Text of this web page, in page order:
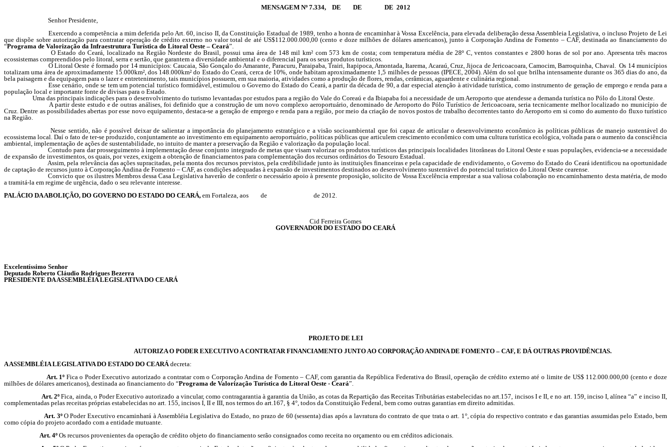
MENSAGEM Nº 7.334, DE DE DE 2012
Senhor Presidente,
Exercendo a competência a mim deferida pelo Art. 60, inciso II, da Constituição Estadual de 1989, tenho a honra de encaminhar à Vossa Excelência, para elevada deliberação dessa Assembleia Legislativa, o incluso Projeto de Lei
que dispõe sobre autorização para contratar operação de crédito externo no valor total de até US$112.000.000,00 (cento e doze milhões de dólares americanos), junto à Corporação Andina de Fomento – CAF, destinada ao financiamento do
“Programa de Valorização da Infraestrutura Turística do Litoral Oeste – Ceará”.
O Estado do Ceará, localizado na Região Nordeste do Brasil, possui uma área de 148 mil km² com 573 km de costa; com temperatura média de 28º C, ventos constantes e 2800 horas de sol por ano. Apresenta três macros
ecossistemas compreendidos pelo litoral, serra e sertão, que garantem a diversidade ambiental e o diferencial para os seus produtos turísticos.
O Litoral Oeste é formado por 14 municípios: Caucaia, São Gonçalo do Amarante, Paracuru, Paraipaba, Trairi, Itapipoca, Amontada, Itarema, Acaraú, Cruz, Jijoca de Jericoacoara, Camocim, Barroquinha, Chaval. Os 14 municípios
totalizam uma área de aproximadamente 15.000km², dos 148.000km² do Estado do Ceará, cerca de 10%, onde habitam aproximadamente 1,5 milhões de pessoas (IPECE, 2004). Além do sol que brilha intensamente durante os 365 dias do ano, da
bela paisagem e da equipagem para o lazer e entretenimento, tais municípios possuem, em sua maioria, atividades como a produção de flores, rendas, cerâmicas, aguardente e culinária regional.
Esse cenário, onde se tem um potencial turístico formidável, estimulou o Governo do Estado do Ceará, a partir da década de 90, a dar especial atenção à atividade turística, como instrumento de geração de emprego e renda para a
população local e importante fonte de divisas para o Estado.
Uma das principais indicações para o desenvolvimento do turismo levantadas por estudos para a região do Vale do Coreaú e da Ibiapaba foi a necessidade de um Aeroporto que atendesse a demanda turística no Pólo do Litoral Oeste.
A partir deste estudo e de outras análises, foi definido que a construção de um novo complexo aeroportuário, denominado de Aeroporto do Pólo Turístico de Jericoacoara, seria tecnicamente melhor localizado no município de
Cruz. Dentre as possibilidades abertas por esse novo equipamento, destaca-se a geração de emprego e renda para a região, por meio da criação de novos postos de trabalho decorrentes tanto do Aeroporto em si como do aumento do fluxo turístico
na Região.
Nesse sentido, não é possível deixar de salientar a importância do planejamento estratégico e a visão socioambiental que foi capaz de articular o desenvolvimento econômico às políticas públicas de manejo sustentável do
ecossistema local. Daí o fato de ter-se produzido, conjuntamente ao investimento em equipamento aeroportuário, políticas públicas que articulem crescimento econômico com uma cultura turística ecológica, voltada para o aumento da consciência
ambiental, implementação de ações de sustentabilidade, no intuito de manter a preservação da Região e valorização da população local.
Contudo para dar prosseguimento à implementação desse conjunto integrado de metas que visam valorizar os produtos turísticos das principais localidades litorâneas do Litoral Oeste e suas populações, evidencia-se a necessidade
de expansão de investimentos, os quais, por vezes, exigem a obtenção de financiamentos para complementação dos recursos ordinários do Tesouro Estadual.
Assim, pela relevância das ações supracitadas, pela monta dos recursos previstos, pela credibilidade junto às instituições financeiras e pela capacidade de endividamento, o Governo do Estado do Ceará identificou na oportunidade
de captação de recursos junto à Corporação Andina de Fomento – CAF, as condições adequadas à expansão de investimentos destinados ao desenvolvimento sustentável do potencial turístico do Litoral Oeste cearense.
Convicto que os ilustres Membros dessa Casa Legislativa haverão de conferir o necessário apoio à presente proposição, solicito de Vossa Excelência emprestar a sua valiosa colaboração no encaminhamento desta matéria, de modo
a tramitá-la em regime de urgência, dado o seu relevante interesse.
PALÁCIO DA ABOLIÇÃO, DO GOVERNO DO ESTADO DO CEARÁ, em Fortaleza, aos de de 2012.
Cid Ferreira Gomes
GOVERNADOR DO ESTADO DO CEARÁ
Excelentíssimo Senhor
Deputado Roberto Cláudio Rodrigues Bezerra
PRESIDENTE DA ASSEMBLÉIA LEGISLATIVA DO CEARÁ
PROJETO DE LEI
AUTORIZA O PODER EXECUTIVO A CONTRATAR FINANCIAMENTO JUNTO AO CORPORAÇÃO ANDINA DE FOMENTO – CAF, E DÁ OUTRAS PROVIDÊNCIAS.
A ASSEMBLÉIA LEGISLATIVA DO ESTADO DO CEARÁdecreta:
Art. 1º Fica o Poder Executivo autorizado a contratar com o Corporação Andina de Fomento – CAF, com garantia da República Federativa do Brasil, operação de crédito externo até o limite de US$ 112.000.000,00 (cento e doze
milhões de dólares americanos), destinada ao financiamento do “Programa de Valorização Turística do Litoral Oeste - Ceará”.
Art. 2º Fica, ainda, o Poder Executivo autorizado a vincular, como contragarantia à garantia da União, as cotas da Repartição das Receitas Tributárias estabelecidas no art.157, incisos I e II, e no art. 159, inciso I, alínea “a” e inciso II,
complementadas pelas receitas próprias estabelecidas no art. 155, incisos I, II e III, nos termos do art.167, § 4°, todos da Constituição Federal, bem como outras garantias em direito admitidas.
Art. 3ºO Poder Executivo encaminhará à Assembléia Legislativa do Estado, no prazo de 60 (sessenta) dias após a lavratura do contrato de que trata o art. 1°, cópia do respectivo contrato e das garantias assumidas pelo Estado, bem
como cópia do projeto acordado com a entidade mutuante.
Art. 4º Os recursos provenientes da operação de crédito objeto do financiamento serão consignados como receita no orçamento ou em créditos adicionais.